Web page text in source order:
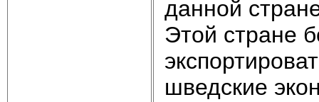
данной
Этой стране
шведские